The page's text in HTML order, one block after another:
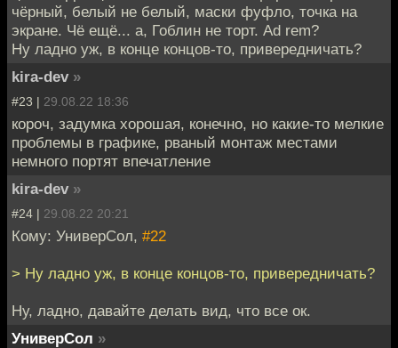
чёрный, белый не белый, маски фуфло, точка на
экране. Чё ещё... а, Гоблин не торт. Ad rem?
Ну ладно уж, в конце концов-то, привередничать?
kira-dev »
#23 | 29.08.22 18:36
короч, задумка хорошая, конечно, но какие-то мелкие
проблемы в графике, рваный монтаж местами
немного портят впечатление
kira-dev »
#24 | 29.08.22 20:21
Кому: УниверСол, #22
> Ну ладно уж, в конце концов-то, привередничать?
Ну, ладно, давайте делать вид, что все ок.
УниверСол »